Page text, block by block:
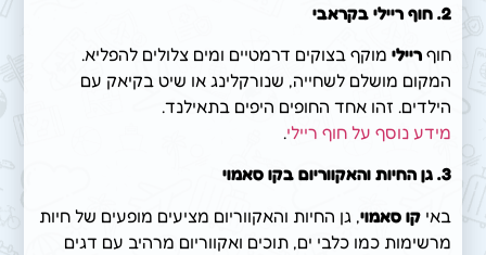
2. חוף ריילי בקראבי
חוףריילי מוקף בצוקים דרמטיים ומים צלולים להפליא.
המקום מושלם לשחייה, שנורקלינג או שיט בקיאק עם
הילדים. זהו אחד החופים היפים בתאילנד.
מידע נוסף על חוף ריילי.
3. גן החיות והאקווריום בקו סאמוי
באיקו סאמוי, גן החיות והאקווריום מציעים מופעים של חיות
מרשימות כמו כלבי ים, תוכים ואקווריום מרהיב עם דגים